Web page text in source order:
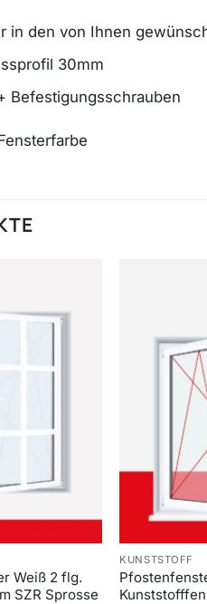
in den von Ihnen
30mm
Befestigungsschrauben
Weiß 2 flg.
SZR Sprosse
KUNSTSTOFF